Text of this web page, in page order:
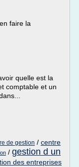
faire la
quelle est la
comptable et un
de gestion / centre
/ gestion d un
des entreprises